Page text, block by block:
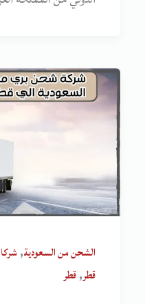
الشحن من السعودية,
قطر,قطر